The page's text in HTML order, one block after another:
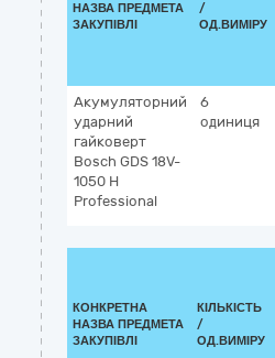
НАЗВА ПРЕДМЕТА
ЗАКУПІВЛІ
/
ОД.ВИМІРУ
Акумуляторний
ударний
гайковерт
Bosch GDS 18V-
1050 H
Professional
6
одиниця
КОНКРЕТНА
НАЗВА ПРЕДМЕТА
ЗАКУПІВЛІ
КІЛЬКІСТЬ
/
ОД.ВИМІРУ